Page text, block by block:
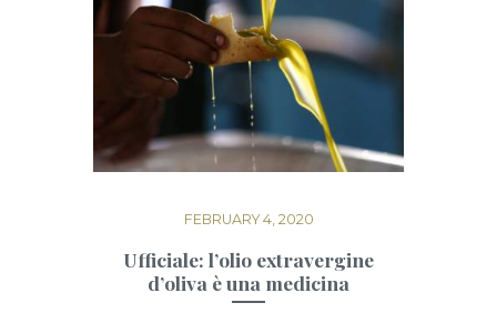
FEBRUARY 4, 2020
Ufficiale: l’olio extravergine
d’oliva è una medicina